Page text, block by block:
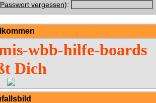
Passwort vergessen):
wbb-hilfe-boards
Dich